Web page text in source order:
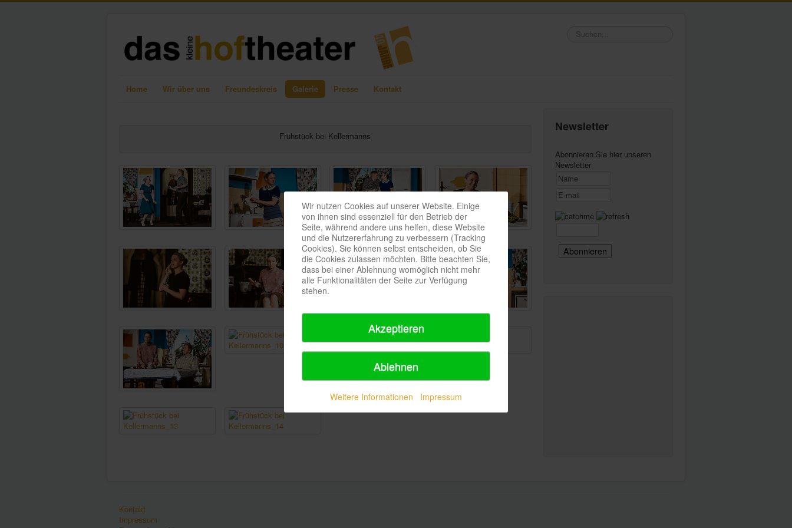
Suchen...
Home Wir über uns Freundeskreis Galerie Presse Kontakt
Frühstück bei Kellermanns
Newsletter
Abonnieren Sie hier unseren
Newsletter
Kontakt
Impressum
Wir nutzen Cookies auf unserer Website. Einige
von ihnen sind essenziell für den Betrieb der
Seite, während andere uns helfen, diese Website
und die Nutzererfahrung zu verbessern (Tracking
Cookies). Sie können selbst entscheiden, ob Sie
die Cookies zulassen möchten. Bitte beachten Sie,
dass bei einer Ablehnung womöglich nicht mehr
alle Funktionalitäten der Seite zur Verfügung
stehen.
Akzeptieren
Ablehnen
Weitere Informationen Impressum